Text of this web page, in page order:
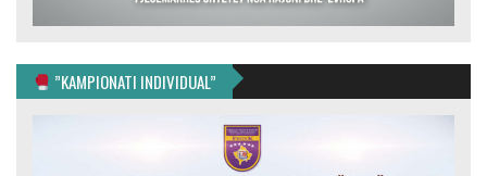
”KAMPIONATI INDIVIDUAL”